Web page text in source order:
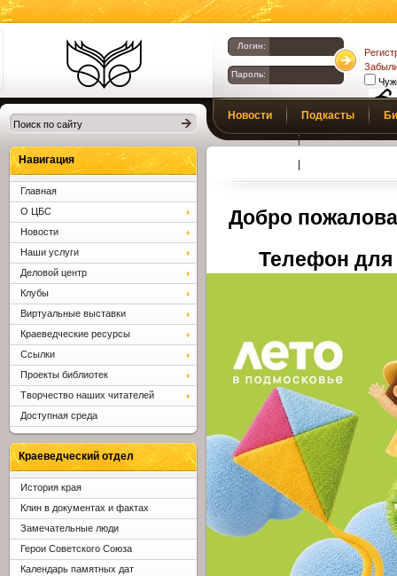
Библиотеки
Клина. Клинская
ЦБС.
Логин:
Пароль:
Новости Подкасты
Добро
Телефон для
Навигация
Главная
О ЦБС
Новости
Наши услуги
Деловой центр
Клубы
Виртуальные выставки
Краеведческие ресурсы
Ссылки
Проекты библиотек
Творчество наших читателей
Доступная среда
Краеведческий отдел
История края
Клин в документах и фактах
Замечательные люди
Герои Советского Союза
Календарь памятных дат